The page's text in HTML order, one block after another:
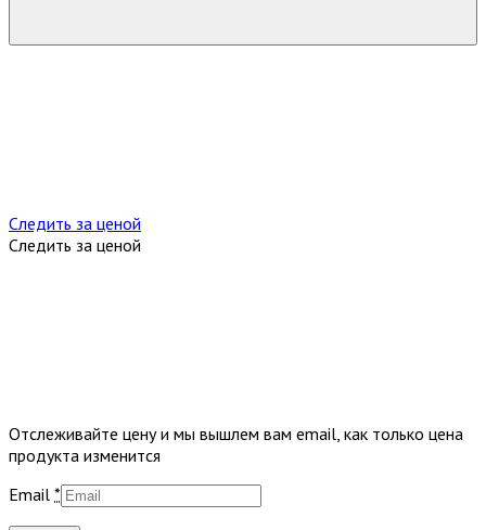
Следить за ценой
Следить за ценой
Отслеживайте цену и мы вышлем вам email, как только цена
продукта изменится
Email *